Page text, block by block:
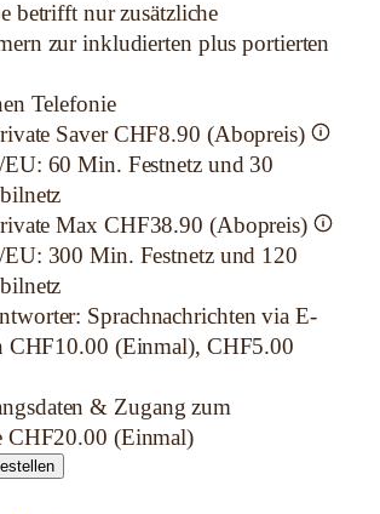
betrifft nur zusätzliche
zur inkludierten plus portierten
Telefonie
Saver CHF8.90 (Abopreis)
60 Min. Festnetz und 30
Max CHF38.90 (Abopreis)
300 Min. Festnetz und 120
Sprachnachrichten via E-
CHF10.00 (Einmal), CHF5.00
& Zugang zum
CHF20.00 (Einmal)